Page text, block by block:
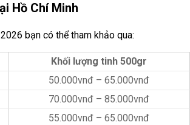
Hồ Chí Minh
bạn có thể tham khảo qua:
Khối lượng tinh 500gr
50.000vnđ – 65.000vnđ
70.000vnđ – 85.000vnđ
55.000vnđ – 65.000vnđ